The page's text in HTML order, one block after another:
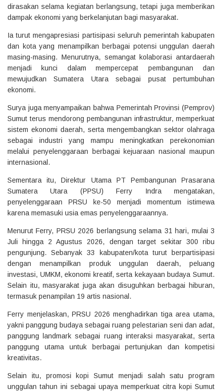
dirasakan selama kegiatan berlangsung, tetapi juga memberikan
dampak ekonomi yang berkelanjutan bagi masyarakat.
Ia turut mengapresiasi partisipasi seluruh pemerintah kabupaten
dan kota yang menampilkan berbagai potensi unggulan daerah
masing-masing. Menurutnya, semangat kolaborasi antardaerah
menjadi kunci dalam mempercepat pembangunan dan
mewujudkan Sumatera Utara sebagai pusat pertumbuhan
ekonomi.
Surya juga menyampaikan bahwa Pemerintah Provinsi (Pemprov)
Sumut terus mendorong pembangunan infrastruktur, memperkuat
sistem ekonomi daerah, serta mengembangkan sektor olahraga
sebagai industri yang mampu meningkatkan perekonomian
melalui penyelenggaraan berbagai kejuaraan nasional maupun
internasional.
Sementara itu, Direktur Utama PT Pembangunan Prasarana
Sumatera Utara (PPSU) Ferry Indra mengatakan,
penyelenggaraan PRSU ke-50 menjadi momentum istimewa
karena memasuki usia emas penyelenggaraannya.
Menurut Ferry, PRSU 2026 berlangsung selama 31 hari, mulai 3
Juli hingga 2 Agustus 2026, dengan target sekitar 300 ribu
pengunjung. Sebanyak 33 kabupaten/kota turut berpartisipasi
dengan menampilkan produk unggulan daerah, peluang
investasi, UMKM, ekonomi kreatif, serta kekayaan budaya Sumut.
Selain itu, masyarakat juga akan disuguhkan berbagai hiburan,
termasuk penampilan 19 artis nasional.
Ferry menjelaskan, PRSU 2026 menghadirkan tiga area utama,
yakni panggung budaya sebagai ruang pelestarian seni dan adat,
panggung landmark sebagai ruang interaksi masyarakat, serta
panggung utama untuk berbagai pertunjukan dan kompetisi
kreativitas.
Selain itu, promosi kopi Sumut menjadi salah satu program
unggulan tahun ini sebagai upaya memperkuat citra kopi Sumut